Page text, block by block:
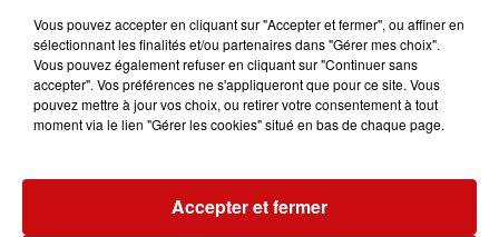
03. 89. 60. 64. 74
contact@peche68.fr
68820Kruth
D'AUTRES ÉVÉNEMENTS QUI
Vous pouvez accepter en cliquant sur "Accepter et fermer", ou affiner en
sélectionnant les finalités et/ou partenaires dans "Gérer mes choix".
Vous pouvez également refuser en cliquant sur "Continuer sans
accepter". Vos préférences ne s'appliqueront que pour ce site. Vous
pouvez mettre à jour vos choix, ou retirer votre consentement à tout
moment via le lien "Gérer les cookies" situé en bas de chaque page.
Accepter et fermer